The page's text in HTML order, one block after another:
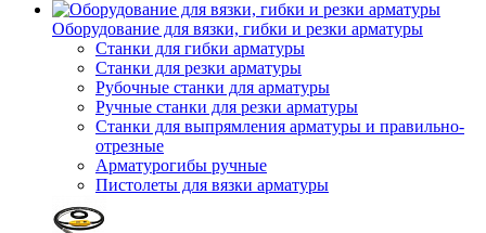
Оборудование для вязки, гибки и резки арматуры
Станки для гибки арматуры
Станки для резки арматуры
Рубочные станки для арматуры
Ручные станки для резки арматуры
Станки для выпрямления арматуры и правильно-
отрезные
Арматурогибы ручные
Пистолеты для вязки арматуры